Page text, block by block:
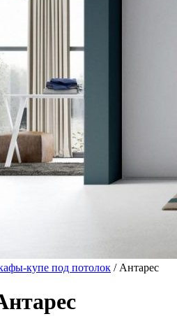
купе под потолок / Антарес